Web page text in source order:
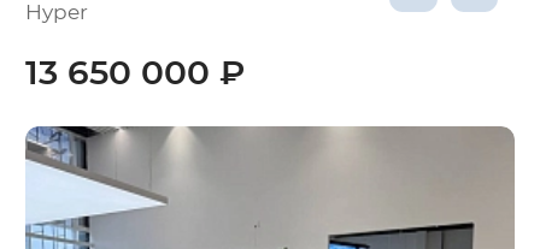
Hyper
13 650 000 ₽